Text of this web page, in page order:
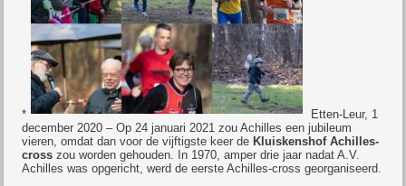
*
Etten-Leur, 1
december 2020 – Op 24 januari 2021 zou Achilles een jubileum
vieren, omdat dan voor de vijftigste keer de Kluiskenshof Achilles-
cross zou worden gehouden. In 1970, amper drie jaar nadat A.V.
Achilles was opgericht, werd de eerste Achilles-cross georganiseerd.